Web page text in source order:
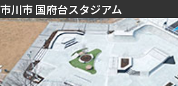
市川市 国府台スタジアム